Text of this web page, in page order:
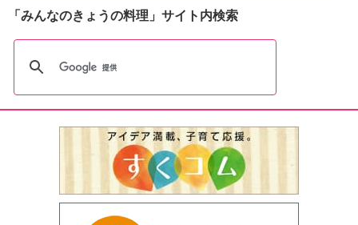
「みんなのきょうの料理」サイト内検索